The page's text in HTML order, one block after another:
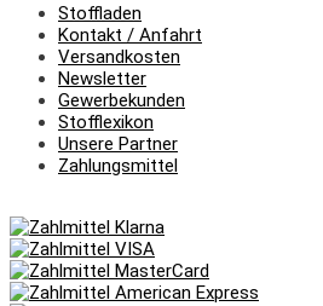
Stoffladen
Kontakt / Anfahrt
Versandkosten
Newsletter
Gewerbekunden
Stofflexikon
Unsere Partner
Zahlungsmittel